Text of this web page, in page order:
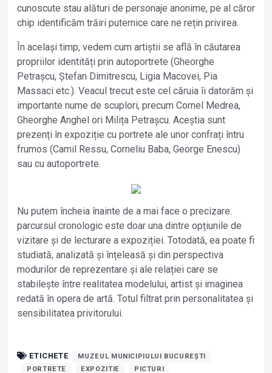
cunoscute stau alături de personaje anonime, pe al căror
chip identificăm trăiri puternice care ne rețin privirea.
În același timp, vedem cum artiștii se află în căutarea
propriilor identități prin autoportrete (Gheorghe
Petrașcu, Ștefan Dimitrescu, Ligia Macovei, Pia
Massaci etc.). Veacul trecut este cel căruia îi datorăm și
importante nume de scuplori, precum Cornel Medrea,
Gheorghe Anghel ori Milița Petrașcu. Aceștia sunt
prezenți în expoziție cu portrete ale unor confrați întru
frumos (Camil Ressu, Corneliu Baba, George Enescu)
sau cu autoportrete.
Nu putem încheia înainte de a mai face o precizare:
parcursul cronologic este doar una dintre opțiunile de
vizitare și de lecturare a expoziției. Totodată, ea poate fi
studiată, analizată și înțeleasă și din perspectiva
modurilor de reprezentare și ale relației care se
stabilește între realitatea modelului, artist și imaginea
redată în opera de artă. Totul filtrat prin personalitatea și
sensibilitatea privitorului.
ETICHETE
MUZEUL MUNICIPIULUI BUCUREȘTI
PORTRETE
EXPOZITIE PICTURI